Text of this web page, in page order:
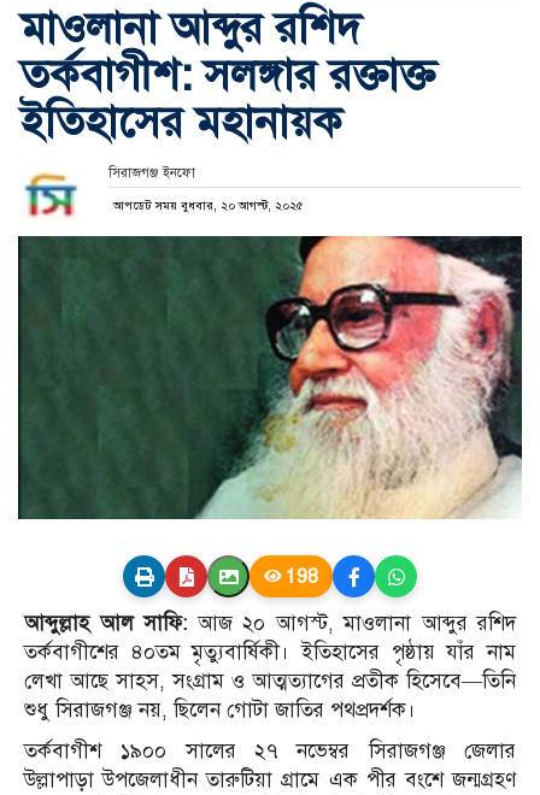
মাওলানা আব্দুর রশিদ
তর্কবাগীশ: সলঙ্গার রক্তাক্ত
ইতিহাসের মহানায়ক
সিরাজগঞ্জ ইনফো
আপডেট সময় বুধবার, ২০ আগস্ট, ২০২৫
198
আব্দুল্লাহ আল সাফি: আজ ২০ আগস্ট, মাওলানা আব্দুর রশিদ
তর্কবাগীশের ৪০তম মৃত্যুবার্ষিকী। ইতিহাসের পৃষ্ঠায় যাঁর নাম
লেখা আছে সাহস, সংগ্রাম ও আত্মত্যাগের প্রতীক হিসেবে—তিনি
শুধু সিরাজগঞ্জ নয়, ছিলেন গোটা জাতির পথপ্রদর্শক।
তর্কবাগীশ ১৯০০ সালের ২৭ নভেম্বর সিরাজগঞ্জ জেলার
উল্লাপাড়া উপজেলাধীন তারুটিয়া গ্রামে এক পীর বংশে জন্মগ্রহণ